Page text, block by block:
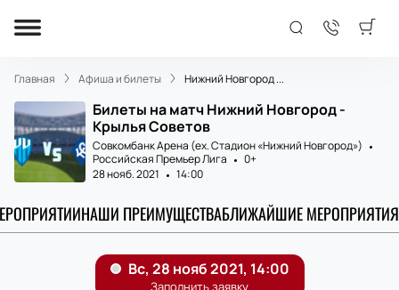
Главная Афиша и билеты Нижний Новгород ...
Билеты на матч Нижний Новгород -
Крылья Советов
Совкомбанк Арена (ex. Стадион «Нижний Новгород»)
Российская Премьер Лига
0+
28 нояб. 2021
14:00
НАШИ ПРЕИМУЩЕСТВАБЛИЖАЙШИЕ МЕРОПРИЯТИЯ